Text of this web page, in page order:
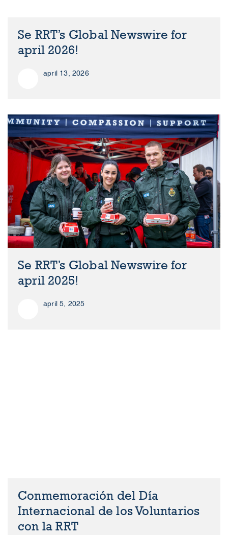
Se RRT’s Global Newswire for
april 2026!
april 13, 2026
Se RRT’s Global Newswire for
april 2025!
april 5, 2025
Conmemoración del Día
Internacional de los Voluntarios
con la RRT